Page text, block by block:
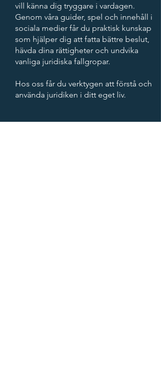
vill känna dig tryggare i vardagen.
Genom våra guider, spel och innehåll i
sociala medier får du praktisk kunskap
som hjälper dig att fatta bättre beslut,
hävda dina rättigheter och undvika
vanliga juridiska fallgropar.
Hos oss får du verktygen att förstå och
använda juridiken i ditt eget liv.